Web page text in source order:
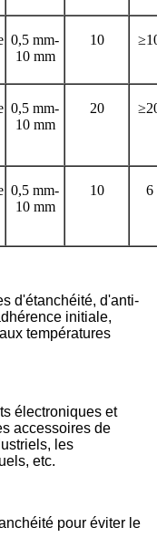
0,5 mm-
10 mm
10
0,5 mm-
10 mm
20
0,5 mm-
10 mm
10 6
d'étanchéité, d'anti-
initiale,
températures
électroniques et
accessoires de
les
etc.
pour éviter le